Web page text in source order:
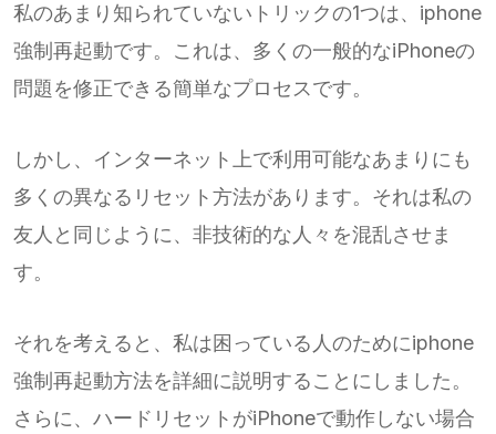
私のあまり知られていないトリックの1つは、iphone
強制再起動です。これは、多くの一般的なiPhoneの
問題を修正できる簡単なプロセスです。
しかし、インターネット上で利用可能なあまりにも
多くの異なるリセット方法があります。それは私の
友人と同じように、非技術的な人々を混乱させま
す。
それを考えると、私は困っている人のためにiphone
強制再起動方法を詳細に説明することにしました。
さらに、ハードリセットがiPhoneで動作しない場合